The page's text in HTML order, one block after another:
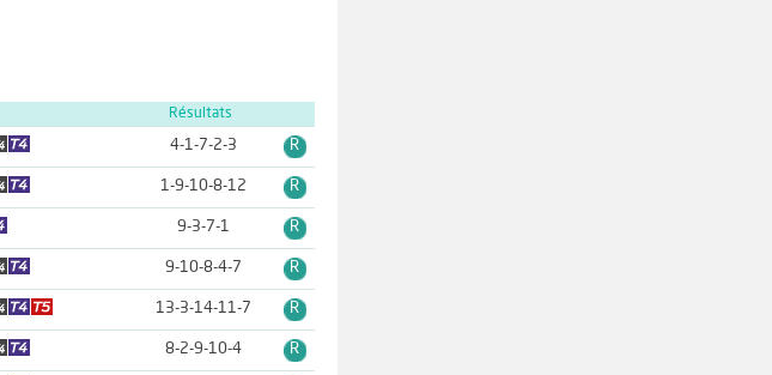
Résultats
4-1-7-2-3 R
1-9-10-8-12 R
9-3-7-1 R
9-10-8-4-7 R
13-3-14-11-7 R
8-2-9-10-4 R